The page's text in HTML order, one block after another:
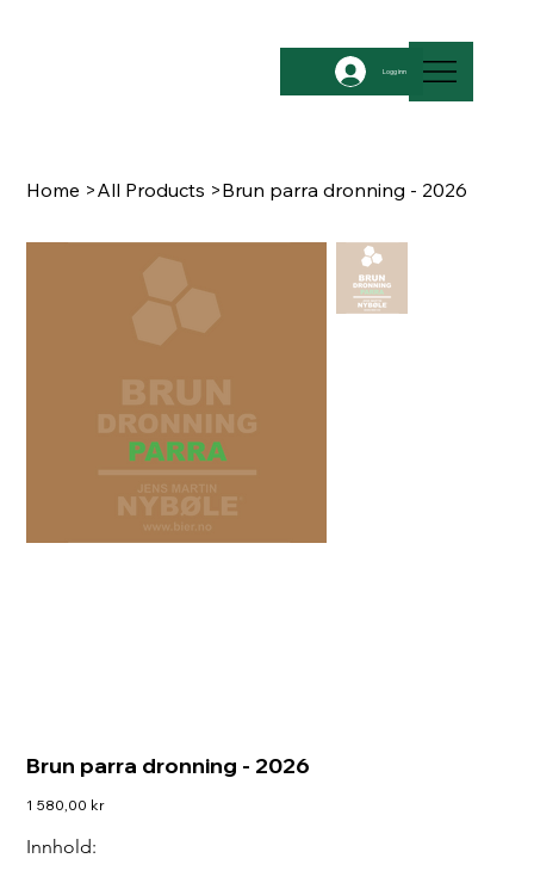
Logg inn
Home >All Products >Brun parra dronning - 2026
Brun parra dronning - 2026
Pris
1 580,00 kr
Innhold: